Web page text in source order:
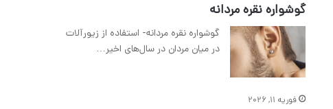
گوشواره نقره مردانه
گوشواره نقره مردانه- استفاده از زیورآلات
در میان مردان در سال‌های اخیر…
فوریه 11, 2026